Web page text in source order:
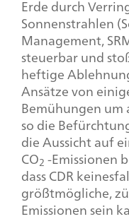
Erde durch
Sonnenstrahlen
Management,
steuerbar und
heftige
Ansätze von
Bemühungen
so die
die Aussicht auf
CO2 -Emissionen
dass CDR
größtmögliche,
Emissionen sein